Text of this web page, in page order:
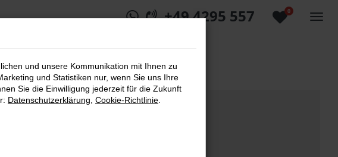
0
+49 4295 557
und unsere Kommunikation mit Ihnen zu
und Statistiken nur, wenn Sie uns Ihre
Sie die Einwilligung jederzeit für die Zukunft
Datenschutzerklärung Cookie-Richtlinie